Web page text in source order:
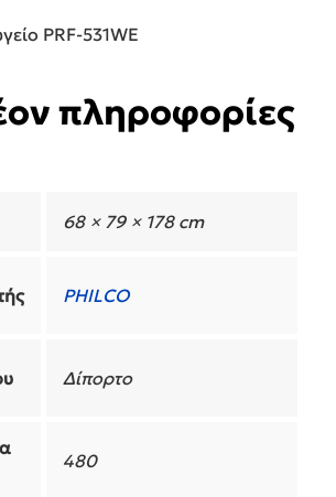
πληροφορίες
68 × 79 × 178 cm
PHILCO
Δίπορτο
480